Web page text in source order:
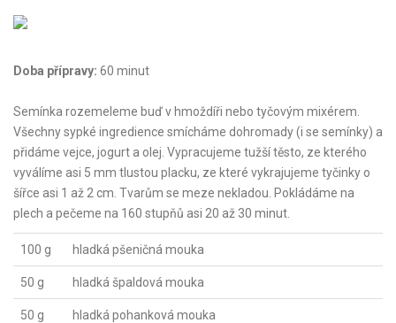
Doba přípravy: 60 minut
Semínka rozemeleme buď v hmoždíři nebo tyčovým mixérem.
Všechny sypké ingredience smícháme dohromady (i se semínky) a
přidáme vejce, jogurt a olej. Vypracujeme tužší těsto, ze kterého
vyválíme asi 5 mm tlustou placku, ze které vykrajujeme tyčinky o
šířce asi 1 až 2 cm. Tvarům se meze nekladou. Pokládáme na
plech a pečeme na 160 stupňů asi 20 až 30 minut.
100 g hladká pšeničná mouka
50 g hladká špaldová mouka
50 g hladká pohanková mouka